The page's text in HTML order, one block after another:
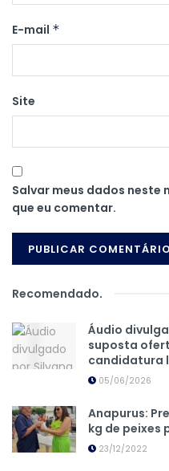
E-mail *
Site
Salvar meus dados neste
que eu comentar.
Recomendado.
Áudio
suposta
candidatura
05/06/2026
Anapurus:
kg de peixes
23/12/2022